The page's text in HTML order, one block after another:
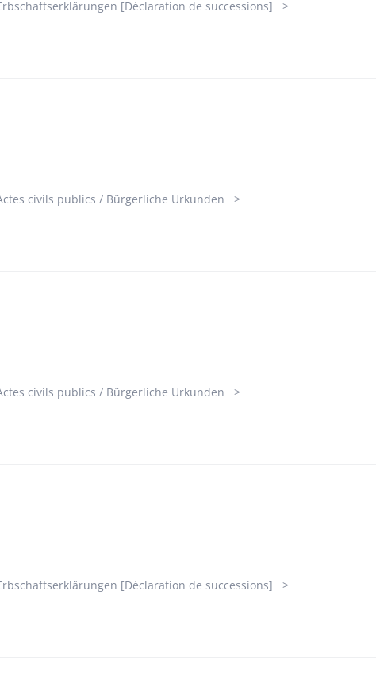
[Déclaration de successions]
civils publics / Bürgerliche Urkunden
civils publics / Bürgerliche Urkunden
[Déclaration de successions]